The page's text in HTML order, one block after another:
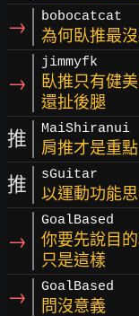
→ bobocatcat
為何臥推最
→
jimmyfk
臥推只有健
還扯後腿
推 MaiShiranui
肩推才是重點
推 sGuitar
以運動功能
→
GoalBased
你要先說目
只是這樣
→ GoalBased
問沒意義